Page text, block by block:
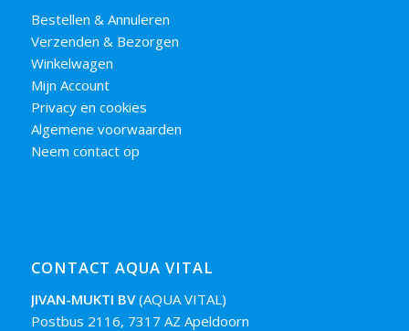
Bestellen & Annuleren
Verzenden & Bezorgen
Winkelwagen
Mijn Account
Privacy en cookies
Algemene voorwaarden
Neem contact op
CONTACT AQUA VITAL
JIVAN-MUKTI BV(AQUA VITAL)
Postbus 2116, 7317 AZ Apeldoorn